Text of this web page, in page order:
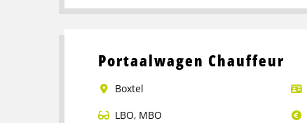
meer
CE
Portaalwagen Chauffeur
Boxtel
LBO, MBO